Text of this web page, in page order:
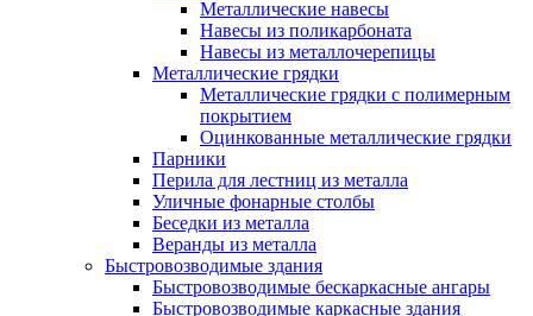
Металлические навесы
Навесы из поликарбоната
Навесы из металлочерепицы
Металлические грядки
Металлические грядки с полимерным
покрытием
Оцинкованные металлические грядки
Парники
Перила для лестниц из металла
Уличные фонарные столбы
Беседки из металла
Веранды из металла
Быстровозводимые здания
Быстровозводимые бескаркасные ангары
Быстровозводимые каркасные здания